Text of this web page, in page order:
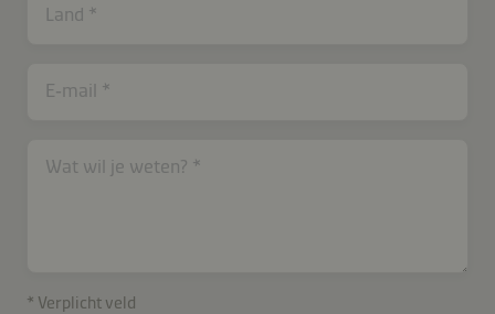
Land
E‑mail
Wat wil je weten?
* Verplicht veld